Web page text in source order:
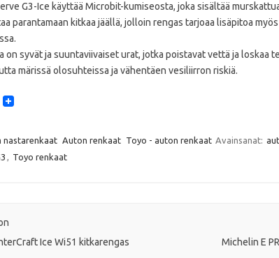
G3-Ice käyttää Microbit-kumiseosta, joka sisältää
parantamaan kitkaa jäällä, jolloin rengas tarjoaa lisäpitoa
on syvät ja suuntaviivaiset urat, jotka poistavat vettä ja loskaa
märissä olosuhteissa ja vähentäen vesiliirron riskiä.
E
nastarenkaat Auton renkaat Toyo - auton renkaat Avainsanat:
, Toyo renkaat
Ice Wi51 kitkarengas Michelin E